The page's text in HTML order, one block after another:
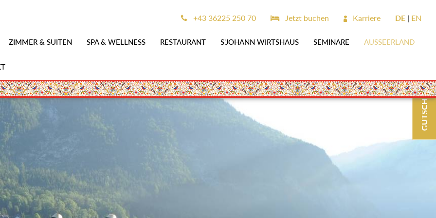
ZIMMER & SUITEN SPA & WELLNESS RESTAURANT S'JOHANN WIRTSHAUS SEMINARE AUSSEERLAND
+43 36225 250 70 Jetzt buchen Karriere DE EN
GUTSCHEINE